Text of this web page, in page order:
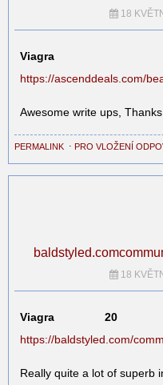
18
https://ascenddeals.com/
Awesome write ups, Thanks
PERMALINK ⋅ PRO VLOŽENÍ
18
Viagra 20
https://baldstyled.com/
Really quite a lot of superb